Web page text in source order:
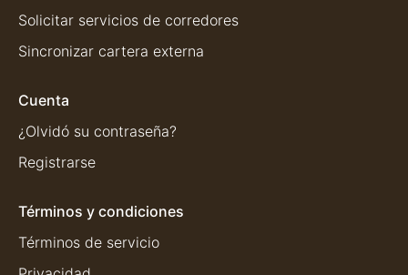
Solicitar servicios de corredores
Sincronizar cartera externa
Cuenta
¿Olvidó su contraseña?
Registrarse
Términos y condiciones
Términos de servicio